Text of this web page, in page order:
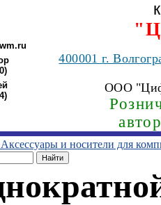
400001г.
ООО
и носители для